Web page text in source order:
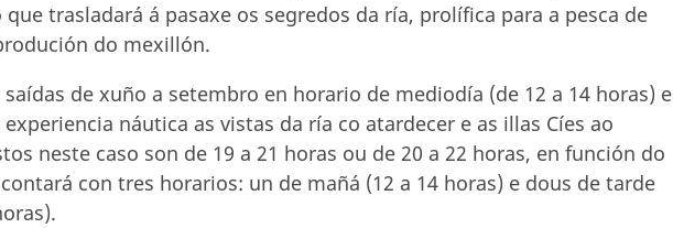
trasladará á pasaxe os segredos da ría, prolífica para a pesca de
do mexillón.
de xuño a setembro en horario de mediodía (de 12 a 14 horas) e
náutica as vistas da ría co atardecer e as illas Cíes ao
neste caso son de 19 a 21 horas ou de 20 a 22 horas, en función do
con tres horarios: un de mañá (12 a 14 horas) e dous de tarde